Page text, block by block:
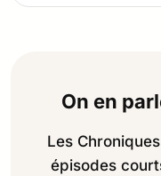
On en
Les
épisodes